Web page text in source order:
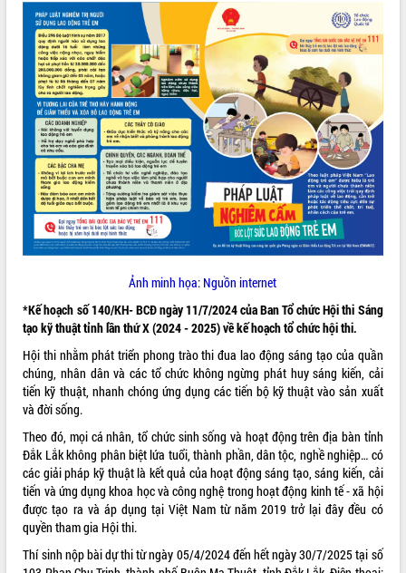
để phát triển du lịch Đắk Lắk
Khởi động Dự án Đầu tư xây dựng hạ
tầng kỹ thuật Cụm công nghiệp Tân
Gặp mặt các cơ quan báo chí nhân Kỷ
niệm 101 năm Ngày Báo chí Cách
mạng Việt Nam
Đắk Lắk sơ kết 4 năm triển khai thực
hiện Đề án 06 của Chính phủ
Họp báo thông tin về Hội nghị Công bố
Quy hoạch và Xúc tiến đầu tư tỉnh Đắk
Khơi thông điểm nghẽn, đẩy nhanh
HĐND tỉnh thông qua điều chỉnh Quy
hoạch tỉnh thời kỳ 2021-2030
Hội thảo góp ý hồ sơ điều chỉnh quy
hoạch tỉnh Đắk Lắk thời kỳ 2021-2030,
tầm nhìn đến năm 2050
Nâng cao hiệu quả hoạt động của các
doanh nghiệp nhà nước
Hội nghị triển khai kết nối mạng
truyền số liệu chuyên dùng phục vụ cơ
quan Đảng, Nhà nước
Lễ phát động chuỗi hoạt động chung
tay làm sạch môi trường
Xã Ea Kar bước chuyển mình trong
công tác cải cách hành chính mô hình
mới
Ảnh minh họa: Nguồn internet
*Kế hoạch số 140/KH- BCĐ ngày 11/7/2024 của Ban Tổ chức Hội thi Sáng
tạo kỹ thuật tỉnh lần thứ X (2024 - 2025) về kế hoạch tổ chức hội thi.
Hội thi nhằm phát triển phong trào thi đua lao động sáng tạo của quần
chúng, nhân dân và các tổ chức không ngừng phát huy sáng kiến, cải
tiến kỹ thuật, nhanh chóng ứng dụng các tiến bộ kỹ thuật vào sản xuất
và đời sống.
Theo đó, mọi cá nhân, tổ chức sinh sống và hoạt động trên địa bàn tỉnh
Đắk Lắk không phân biệt lứa tuổi, thành phần, dân tộc, nghề nghiệp… có
các giải pháp kỹ thuật là kết quả của hoạt động sáng tạo, sáng kiến, cải
tiến và ứng dụng khoa học và công nghệ trong hoạt động kinh tế - xã hội
được tạo ra và áp dụng tại Việt Nam từ năm 2019 trở lại đây đều có
quyền tham gia Hội thi.
Thí sinh nộp bài dự thi từ ngày 05/4/2024 đến hết ngày 30/7/2025 tại số